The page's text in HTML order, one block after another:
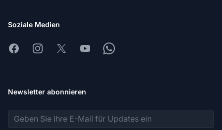
Soziale Medien
FacebookInstagram
X YoutubeWhatsapp
Newsletter abonnieren
E-Mail-Adresse